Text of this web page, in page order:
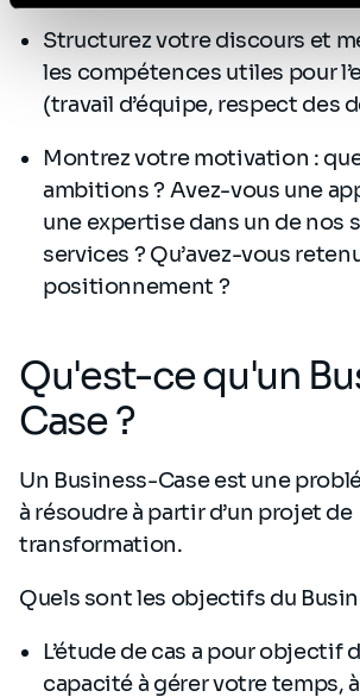
Structurez votre discours et
les compétences utiles pour
(travail d’équipe, respect des
Montrez votre motivation :
ambitions ? Avez-vous une
une expertise dans un de nos
services ? Qu’avez-vous
positionnement ?
Qu'est-ce qu'un
Case ?
Un Business-Case est une
à résoudre à partir d’un projet de
transformation.
Quels sont les objectifs du
L’étude de cas a pour objectif
capacité à gérer votre temps,